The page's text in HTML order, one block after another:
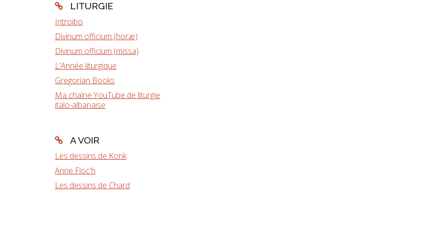
LITURGIE
Introibo
Divinum officium (horæ)
Divinum officium (missa)
L'Année liturgique
Gregorian Books
Ma chaîne YouTube de liturgie
italo-albanaise
A VOIR
Les dessins de Konk
Anne Floc'h
Les dessins de Chard